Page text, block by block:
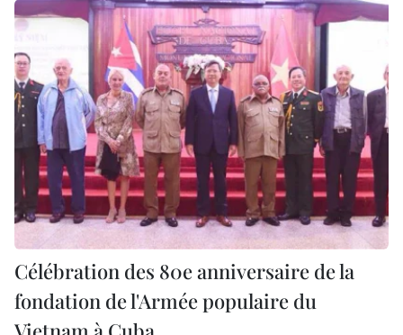
Célébration des 80e anniversaire de la
fondation de l'Armée populaire du